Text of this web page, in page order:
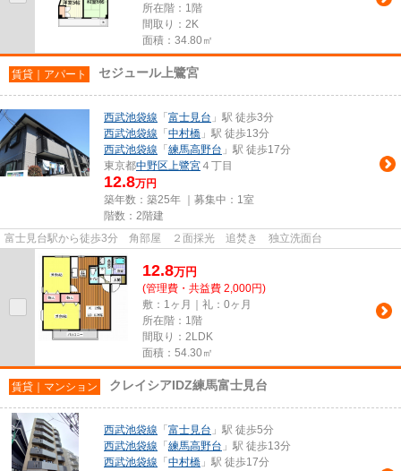
所在階：1階
間取り：2K
面積：34.80㎡
賃貸｜アパート セジュール上鷺宮
西武池袋線 「 富士見台 」駅 徒歩3分
西武池袋線 「 中村橋 」駅 徒歩13分
西武池袋線 「 練馬高野台 」駅 徒歩17分
東京都中野区上鷺宮 ４丁目
12.8万円
築年数：築25年 ｜募集中： 1室
階数：2階建
富士見台駅から徒歩3分 角部屋 ２面採光 追焚き 独立洗面台
12.8万円
(管理費・共益費 2,000円)
敷：1ヶ月｜礼：0ヶ月
所在階：1階
間取り：2LDK
面積：54.30㎡
賃貸｜マンション クレイシアIDZ練馬富士見台
西武池袋線 「 富士見台 」駅 徒歩5分
西武池袋線 「 練馬高野台 」駅 徒歩13分
西武池袋線 「 中村橋 」駅 徒歩17分